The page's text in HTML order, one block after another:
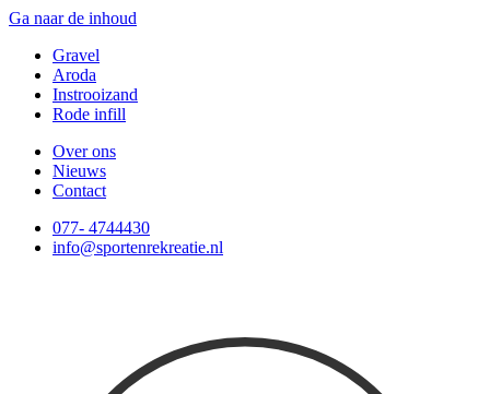
Ga naar de inhoud
Gravel
Aroda
Instrooizand
Rode infill
Over ons
Nieuws
Contact
077- 4744430
info@sportenrekreatie.nl